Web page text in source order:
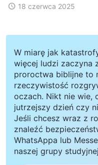
18 czerwca 2025
W miarę jak
więcej ludzi zaczyna
proroctwa biblijne to
rzeczywistość
oczach. Nikt nie wie,
jutrzejszy dzień czy
Jeśli chcesz wraz z
znaleźć
WhatsAppa lub
naszej grupy